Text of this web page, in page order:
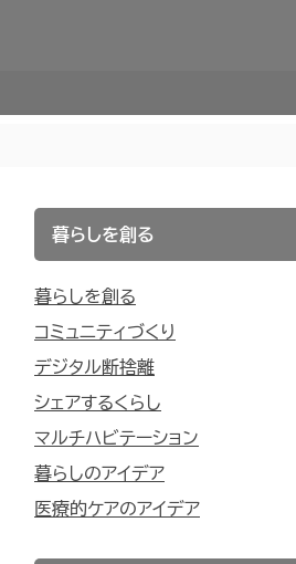
暮らしを創る
暮らしを創る
コミュニティづくり
デジタル断捨離
シェアするくらし
マルチハビテーション
暮らしのアイデア
医療的ケアのアイデア